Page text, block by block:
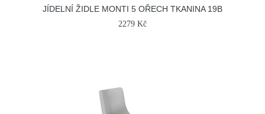
JÍDELNÍ ŽIDLE MONTI 5 OŘECH TKANINA 19B
2279 Kč